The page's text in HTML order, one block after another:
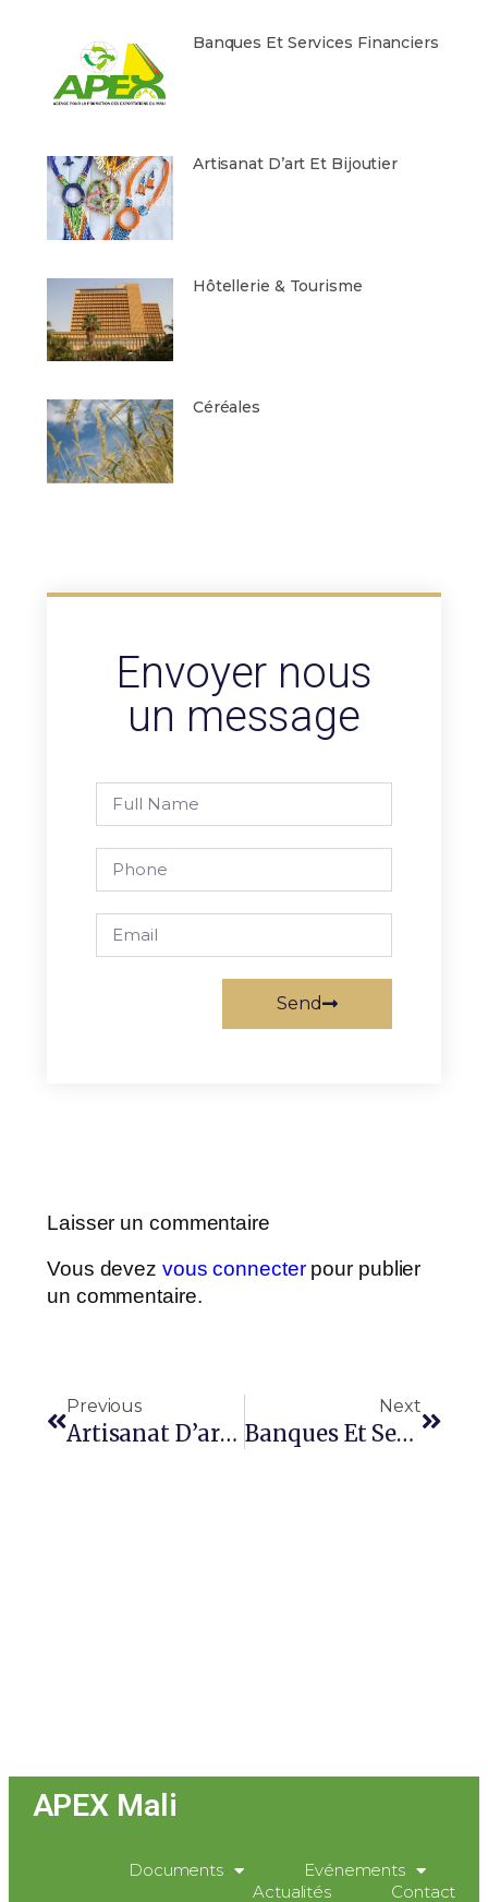
Banques Et Services Financiers
Artisanat D’art Et Bijoutier
Hôtellerie & Tourisme
Céréales
Envoyer nous
un message
Send
Laisser un commentaire
Vous devez vous connecterpour publier
un commentaire.
Previous
Artisanat D’art Et Bijoutier
Next
Banques Et Services Financiers
APEX Mali
Documents
Evénements
Actualités
Contact